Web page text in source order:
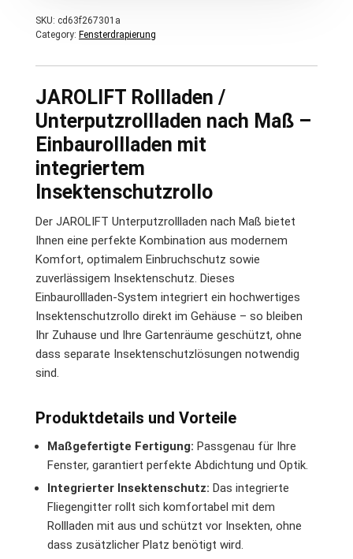
SKU: cd63f267301a
Category: Fensterdrapierung
JAROLIFT Rollladen /
Unterputzrollladen nach Maß –
Einbaurollladen mit
integriertem
Insektenschutzrollo
Der JAROLIFT Unterputzrollladen nach Maß bietet
Ihnen eine perfekte Kombination aus modernem
Komfort, optimalem Einbruchschutz sowie
zuverlässigem Insektenschutz. Dieses
Einbaurollladen-System integriert ein hochwertiges
Insektenschutzrollo direkt im Gehäuse – so bleiben
Ihr Zuhause und Ihre Gartenräume geschützt, ohne
dass separate Insektenschutzlösungen notwendig
sind.
Produktdetails und Vorteile
Maßgefertigte Fertigung: Passgenau für Ihre
Fenster, garantiert perfekte Abdichtung und Optik.
Integrierter Insektenschutz: Das integrierte
Fliegengitter rollt sich komfortabel mit dem
Rollladen mit aus und schützt vor Insekten, ohne
dass zusätzlicher Platz benötigt wird.